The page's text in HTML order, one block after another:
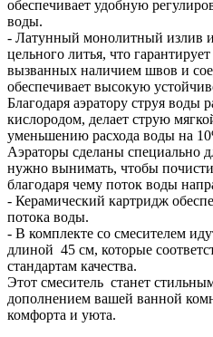
обеспечивает удобную
воды.
- Латунный монолитный излив
цельного литья, что
вызванных наличием швов и
обеспечивает высокую
Благодаря аэратору струя воды
кислородом, делает струю
уменьшению расхода воды на
Аэраторы сделаны специально
нужно вынимать, чтобы
благодаря чему поток воды
- Керамический картридж
потока воды.
- В комплекте со смесителем
длиной 45 см, которые
стандартам качества.
Этот смеситель станет
дополнением вашей ванной
комфорта и уюта.